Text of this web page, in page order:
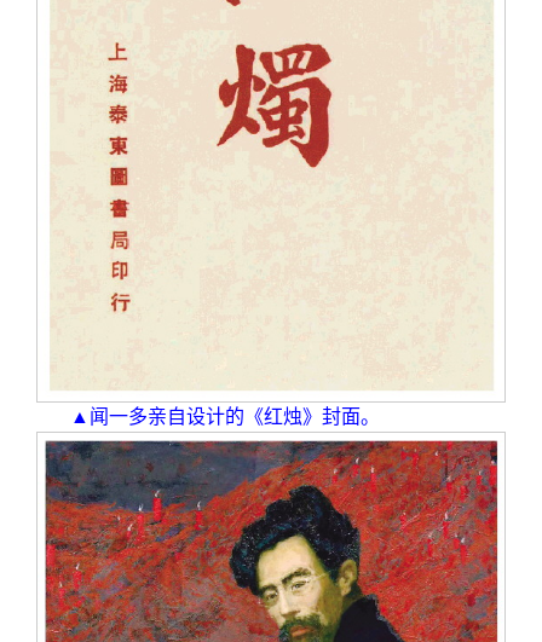
▲闻一多亲自设计的《红烛》封面。